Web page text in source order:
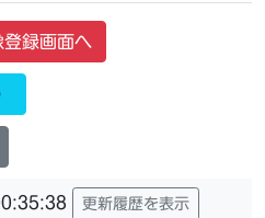
登録画面へ
更新履歴を表示